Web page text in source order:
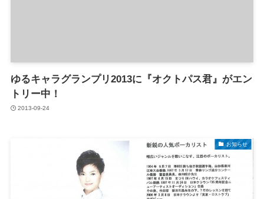
ゆるキャラグランプリ2013に『オクトパス君』がエン
トリー中！
2013-09-24
お知らせ